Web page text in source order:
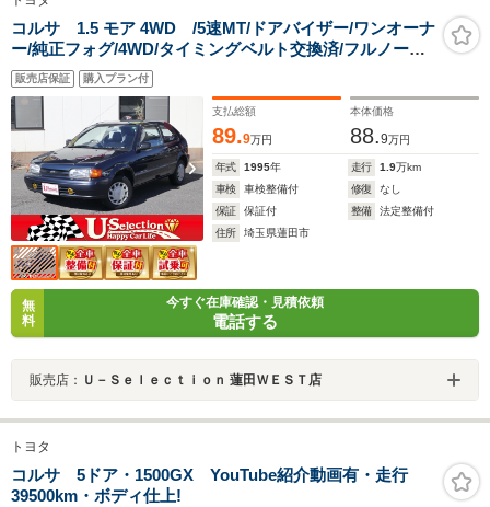
コルサ 1.5 モア 4WD /5速MT/ドアバイザー/ワンオーナ
ー/純正フォグ/4WD/タイミングベルト交換済/フルノーマ
ル/禁煙車
販売店保証 購入プラン付
支払総額
89.9万円
本体価格
88.9万円
年式 1995年 走行 1.9万km
車検
車検整備付 修復
なし
保証
保証付 整備
法定整備付
住所
埼玉県蓮田市
無
料
今すぐ在庫確認・見積依頼
電話する
販売店： Ｕ－Ｓｅｌｅｃｔｉｏｎ 蓮田ＷＥＳＴ店
トヨタ
コルサ 5ドア・1500GX YouTube紹介動画有・走行
39500km・ボディ仕上!